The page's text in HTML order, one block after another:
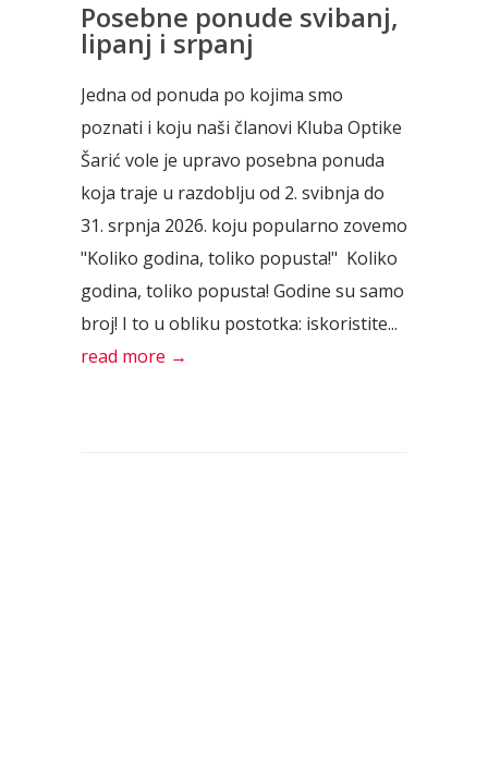
Posebne ponude svibanj,
lipanj i srpanj
Jedna od ponuda po kojima smo
poznati i koju naši članovi Kluba Optike
Šarić vole je upravo posebna ponuda
koja traje u razdoblju od 2. svibnja do
31. srpnja 2026. koju popularno zovemo
"Koliko godina, toliko popusta!" Koliko
godina, toliko popusta! Godine su samo
broj! I to u obliku postotka: iskoristite...
read more →